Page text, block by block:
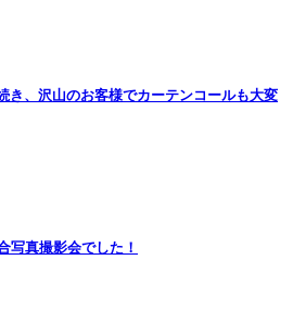
き、沢山のお客様でカーテンコールも大変
写真撮影会でした！